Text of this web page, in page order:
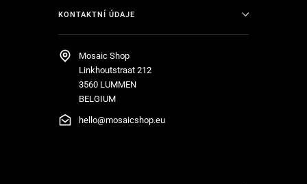
KONTAKTNÍ ÚDAJE
Mosaic Shop
Linkhoutstraat 212
3560 LUMMEN
BELGIUM
hello@mosaicshop.eu